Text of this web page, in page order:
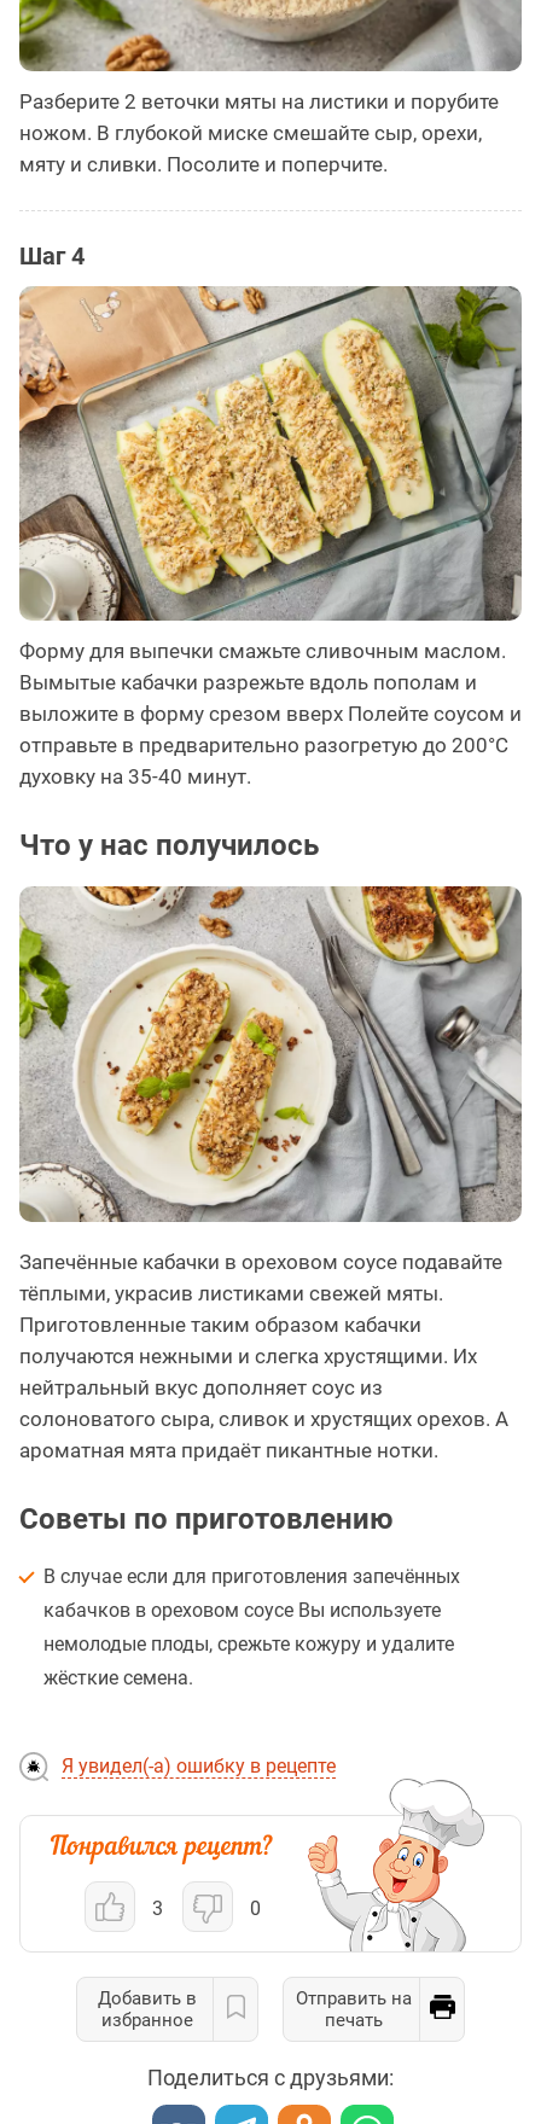
Разберите 2 веточки мяты на листики и порубите
ножом. В глубокой миске смешайте сыр, орехи,
мяту и сливки. Посолите и поперчите.
Шаг 4
Форму для выпечки смажьте сливочным маслом.
Вымытые кабачки разрежьте вдоль пополам и
выложите в форму срезом вверх Полейте соусом и
отправьте в предварительно разогретую до 200°С
духовку на 35-40 минут.
Что у нас получилось
Запечённые кабачки в ореховом соусе подавайте
тёплыми, украсив листиками свежей мяты.
Приготовленные таким образом кабачки
получаются нежными и слегка хрустящими. Их
нейтральный вкус дополняет соус из
солоноватого сыра, сливок и хрустящих орехов. А
ароматная мята придаёт пикантные нотки.
Советы по приготовлению
В случае если для приготовления запечённых
кабачков в ореховом соусе Вы используете
немолодые плоды, срежьте кожуру и удалите
жёсткие семена.
Я увидел(-а) ошибку в рецепте
3 0
Добавить в
избранное
Отправить на
печать
Поделиться с друзьями: